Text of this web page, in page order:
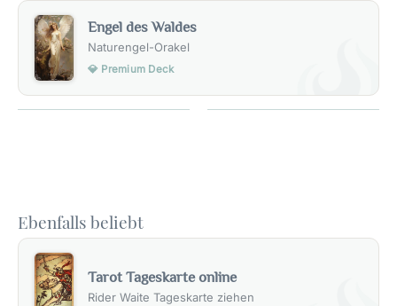
Engel des Waldes
Naturengel-Orakel
💎 Premium Deck
Ebenfalls beliebt
Tarot Tageskarte online
Rider Waite Tageskarte ziehen